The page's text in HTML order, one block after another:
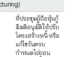
ที่ประชุมผู้ถือหุ้นกู้
มีมติอนุมัติให้ปรับ
โครงสร้างหนี้ หรือ
แก้ไขวันครบ
กำหนดไถ่ถอน